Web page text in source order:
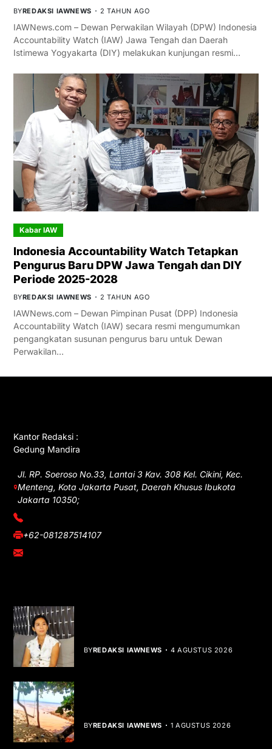
BYREDAKSI IAWNEWS 2 TAHUN AGO
IAWNews.com – Dewan Perwakilan Wilayah (DPW) Indonesia
Accountability Watch (IAW) Jawa Tengah dan Daerah
Istimewa Yogyakarta (DIY) melakukan kunjungan resmi…
Kabar IAW
Indonesia Accountability Watch Tetapkan
Pengurus Baru DPW Jawa Tengah dan DIY
Periode 2025-2028
BYREDAKSI IAWNEWS 2 TAHUN AGO
IAWNews.com – Dewan Pimpinan Pusat (DPP) Indonesia
Accountability Watch (IAW) secara resmi mengumumkan
pengangkatan susunan pengurus baru untuk Dewan
Perwakilan…
Kantor Redaksi :
Gedung Mandira
Jl. RP. Soeroso No.33, Lantai 3 Kav. 308 Kel. Cikini, Kec.
Menteng, Kota Jakarta Pusat, Daerah Khusus Ibukota
Jakarta 10350;
(021) 3908026
+62-081287514107
adm@iawnews.com
BYREDAKSI IAWNEWS 4 AGUSTUS 2026
BYREDAKSI IAWNEWS 1 AGUSTUS 2026